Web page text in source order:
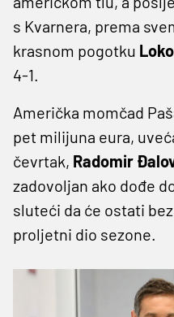
s Kvarnera, prema
krasnom pogotku
4-1.
Američka momčad
pet milijuna eura,
čevrtak, Radomir
zadovoljan ako dođe
sluteći da će ostati
proljetni dio sezone.